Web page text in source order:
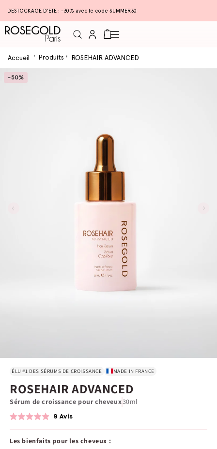
DESTOCKAGE D'ETE : -30% avec le code SUMMER30
ConnexionPanier
Accueil Produits ROSEHAIR ADVANCED
-50%
ÉLU #1 DES SÉRUMS DE CROISSANCE MADE IN FRANCE
ROSEHAIR ADVANCED
Sérum de croissance pour cheveux30ml
4.9
sur
5
9 Avis
Les bienfaits pour les cheveux :